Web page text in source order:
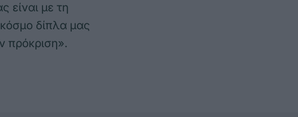
είναι με τη
δίπλα μας
πρόκριση».